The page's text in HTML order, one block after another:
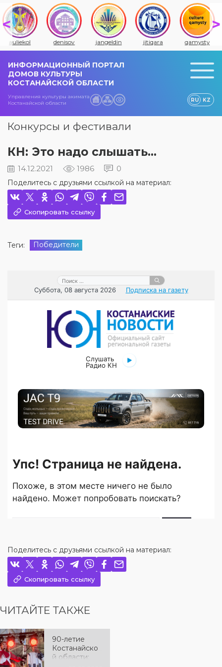
auliekol denisov jangeldin jitiqara qamysty
ИНФОРМАЦИОННЫЙ ПОРТАЛ
ДОМОВ КУЛЬТУРЫ
КОСТАНАЙСКОЙ ОБЛАСТИ
Управления культуры акимата
Костанайской области
RU KZ
Конкурсы и фестивали
КН: Это надо слышать...
14.12.2021 1986 0
Поделитесь с друзьями ссылкой на материал:
Скопировать ссылку
Теги: Победители
Поделитесь с друзьями ссылкой на материал:
Скопировать ссылку
ЧИТАЙТЕ ТАКЖЕ
90-летие
Костанайско
й области: